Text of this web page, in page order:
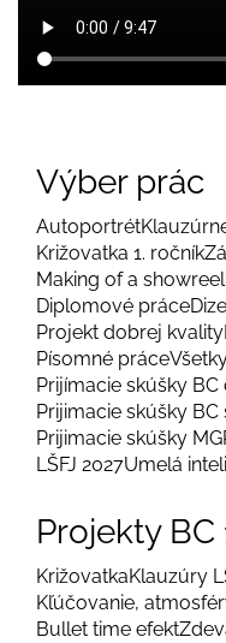
Výber prác
Autoportrét
Križovatka 1. ročník
Making of a showreel
Diplomové práce
Projekt dobrej kvality
Písomné práce
Prijímacie skúšky
Prijimacie skúšky
Prijimacie skúšky
LŠFJ 2027Umelá
Projekty BC
KrižovatkaKlauzúry
Kľúčovanie,
Bullet time efekt